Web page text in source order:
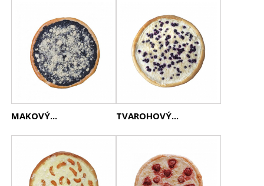
MAKOVÝ... TVAROHOVÝ...